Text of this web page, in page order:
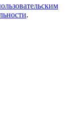
.